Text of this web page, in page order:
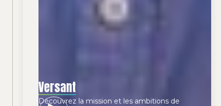
Versant
Découvrez la mission et les ambitions de